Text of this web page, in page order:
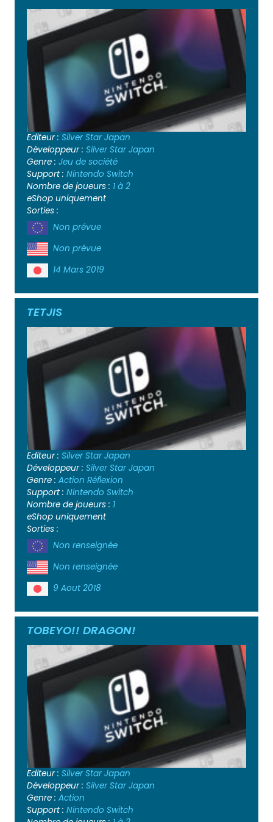
Editeur : Silver Star Japan
Développeur : Silver Star Japan
Genre : Jeu de société
Support : Nintendo Switch
Nombre de joueurs : 1 à 2
eShop uniquement
Sorties :
Non prévue
Non prévue
14 Mars 2019
TETJIS
Editeur : Silver Star Japan
Développeur : Silver Star Japan
Genre : Action Réflexion
Support : Nintendo Switch
Nombre de joueurs : 1
eShop uniquement
Sorties :
Non renseignée
Non renseignée
9 Aout 2018
TOBEYO!! DRAGON!
Editeur : Silver Star Japan
Développeur : Silver Star Japan
Genre : Action
Support : Nintendo Switch